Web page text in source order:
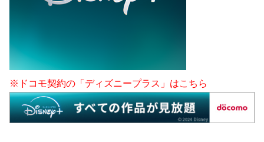
※ドコモ契約の「ディズニープラス」はこちら